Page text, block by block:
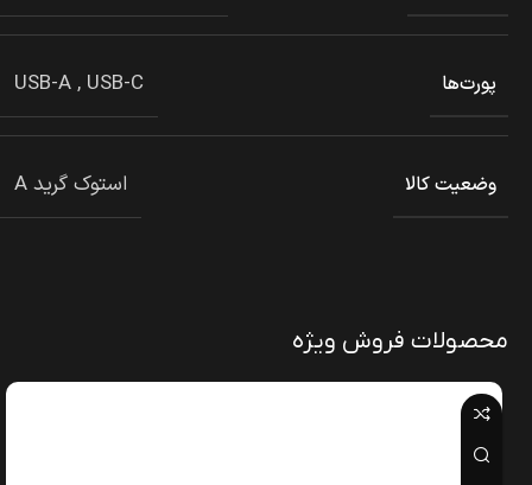
پورت‌ها USB-A, USB-C
وضعیت کالا استوک گرید A
محصولات فروش ویژه